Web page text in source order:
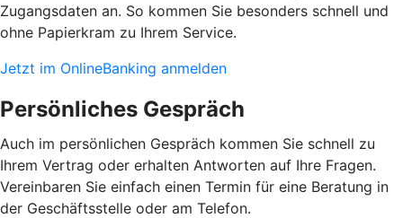
Zugangsdaten an. So kommen Sie besonders schnell und
ohne Papierkram zu Ihrem Service.
Jetzt im OnlineBanking anmelden
Persönliches Gespräch
Auch im persönlichen Gespräch kommen Sie schnell zu
Ihrem Vertrag oder erhalten Antworten auf Ihre Fragen.
Vereinbaren Sie einfach einen Termin für eine Beratung in
der Geschäftsstelle oder am Telefon.